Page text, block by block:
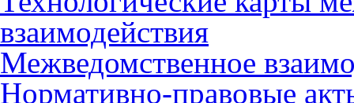
взаимодействия
Межведомственное
Нормативно-правовые